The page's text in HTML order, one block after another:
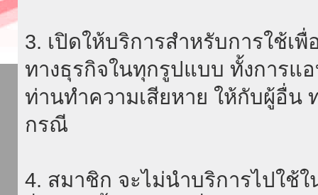
3. เปิดให้บริการสำหรับการใช้เ
ทางธุรกิจในทุกรูปแบบ ทั้งการแ
ท่านทำความเสียหาย ให้กับผู้อื่น
กรณี
4. สมาชิก จะไม่นำบริการไปใช้